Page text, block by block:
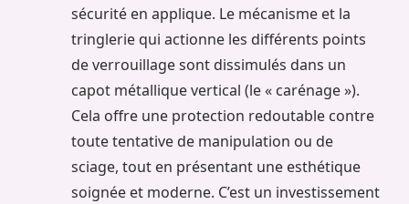
sécurité en applique. Le mécanisme et la
tringlerie qui actionne les différents points
de verrouillage sont dissimulés dans un
capot métallique vertical (le « carénage »).
Cela offre une protection redoutable contre
toute tentative de manipulation ou de
sciage, tout en présentant une esthétique
soignée et moderne. C’est un investissement